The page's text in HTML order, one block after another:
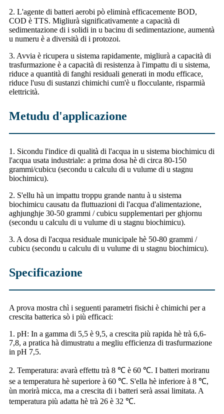
2. L'agente di batteri aerobi pò eliminà efficacemente BOD,
COD è TTS. Migliurà significativamente a capacità di
sedimentazione di i solidi in u bacinu di sedimentazione, aumentà
u numeru è a diversità di i protozoi.
3. Avvia è ricupera u sistema rapidamente, migliurà a capacità di
trasfurmazione è a capacità di resistenza à l'impattu di u sistema,
riduce a quantità di fanghi residuali generati in modu efficace,
riduce l'usu di sustanzi chimichi cum'è u flocculante, risparmià
elettricità.
Metudu d'applicazione
1. Sicondu l'indice di qualità di l'acqua in u sistema biochimicu di
l'acqua usata industriale: a prima dosa hè di circa 80-150
grammi/cubicu (secondu u calculu di u vulume di u stagnu
biochimicu).
2. S'ellu hà un impattu troppu grande nantu à u sistema
biochimicu causatu da fluttuazioni di l'acqua d'alimentazione,
aghjunghje 30-50 grammi / cubicu supplementari per ghjornu
(secondu u calculu di u vulume di u stagnu biochimicu).
3. A dosa di l'acqua residuale municipale hè 50-80 grammi /
cubicu (secondu u calculu di u vulume di u stagnu biochimicu).
Specificazione
A prova mostra chì i seguenti parametri fisichi è chimichi per a
crescita batterica sò i più efficaci:
1. pH: In a gamma di 5,5 è 9,5, a crescita più rapida hè trà 6,6-
7,8, a pratica hà dimustratu a megliu efficienza di trasfurmazione
in pH 7,5.
2. Temperatura: avarà effettu trà 8 ℃ è 60 ℃. I batteri moriranu
se a temperatura hè superiore à 60 ℃. S'ella hè inferiore à 8 ℃,
ùn morirà micca, ma a crescita di i batteri serà assai limitata. A
temperatura più adatta hè trà 26 è 32 ℃.